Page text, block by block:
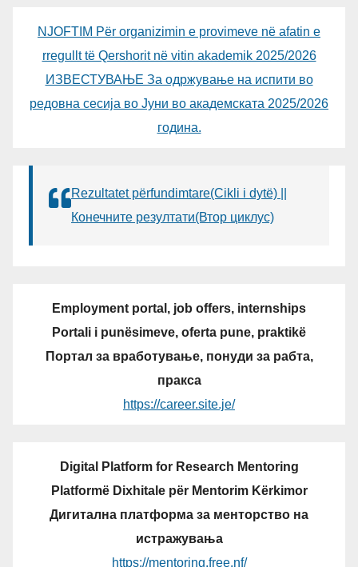
NJOFTIM Për organizimin e provimeve në afatin e
rregullt të Qershorit në vitin akademik 2025/2026
ИЗВЕСТУВАЊЕ За одржување на испити во
редовна сесија во Јуни во академската 2025/2026
година.
Rezultatet përfundimtare(Cikli i dytë) ||
Конечните резултати(Втор циклус)
Employment portal, job offers, internships
Portali i punësimeve, oferta pune, praktikë
Портал за вработување, понуди за рабта,
пракса
https://career.site.je/
Digital Platform for Research Mentoring
Platformë Dixhitale për Mentorim Kërkimor
Дигитална платформа за менторство на
истражувања
https://mentoring.free.nf/